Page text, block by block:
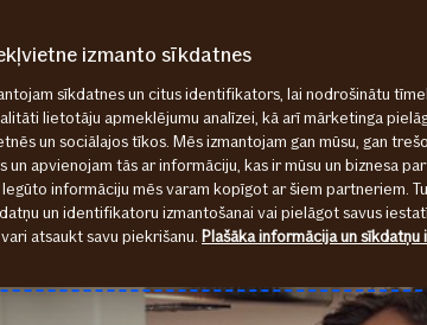
apdrošināšana
izmanto sīkdatnes
sīkdatnes un citus identifikators, lai nodrošinātu
lietotāju apmeklējumu analīzei, kā arī mārketinga
un sociālajos tīkos. Mēs izmantojam gan mūsu, gan
un apvienojam tās ar informāciju, kas ir mūsu un biznesa
Iegūto informāciju mēs varam kopīgot ar šiem partneriem.
un identifikatoru izmantošanai vai pielāgot savus
atsaukt savu piekrišanu. Plašāka informācija un sīkdatņu